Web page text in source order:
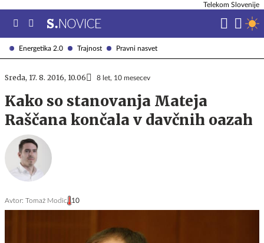
Energetika 2.0 Trajnost Pravni nasvet
Telekom Slovenije
Sreda, 17. 8. 2016, 10.06 8 let, 10 mesecev
Kako so stanovanja Mateja
Raščana končala v davčnih oazah
Avtor: Tomaž Modic 10